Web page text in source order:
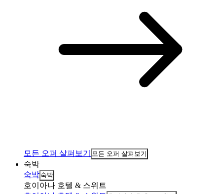
모든 오퍼 살펴보기 모든 오퍼 살펴보기
숙박
숙박 숙박
호이아나 호텔 & 스위트